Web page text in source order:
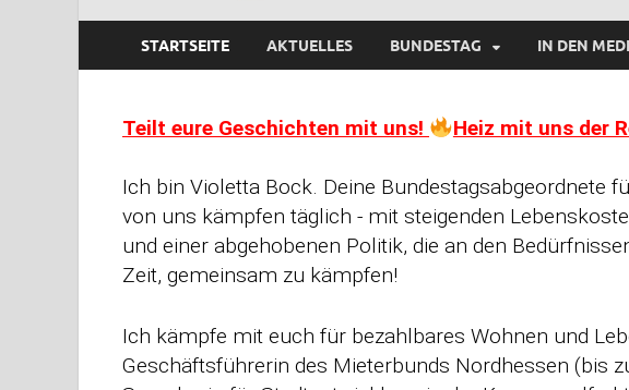
STARTSEITE AKTUELLES BUNDESTAG IN DEN
Teilt eure Geschichten mit uns! Heiz mit uns der
Ich bin Violetta Bock. Deine Bundestagsabgeordnete
von uns kämpfen täglich - mit steigenden
und einer abgehobenen Politik, die an den
Zeit, gemeinsam zu kämpfen!
Ich kämpfe mit euch für bezahlbares Wohnen und
Geschäftsführerin des Mieterbunds Nordhessen (bis